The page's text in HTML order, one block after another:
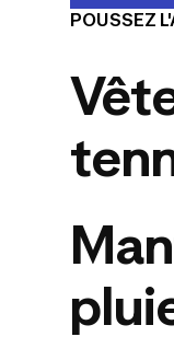
POUSSEZ